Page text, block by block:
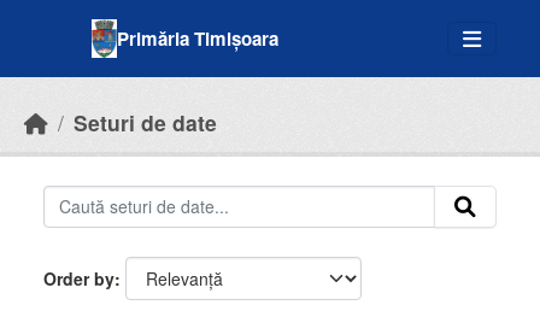
Primăria Timișoara
Seturi de date
Order by